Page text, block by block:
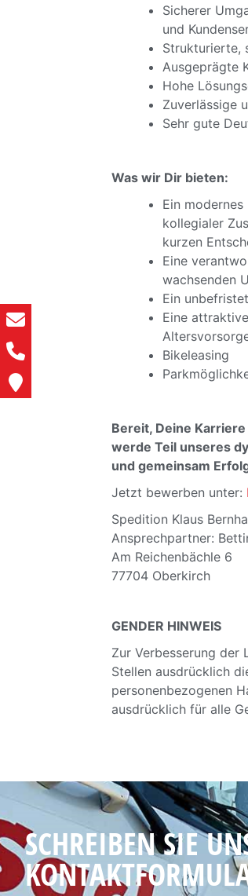
Sicherer
und
Strukturierte,
Ausgeprägte
Hohe
Zuverlässige
Sehr gute
Was wir Dir bieten:
Ein
kollegialer
kurzen
Eine
wachsenden
Ein
Eine
Bikeleasing
Bereit, Deine
werde Teil unseres
und gemeinsam
Jetzt bewerben unter:
Spedition Klaus
Ansprechpartner:
Am Reichenbächle 6
77704 Oberkirch
GENDER HINWEIS
Zur Verbesserung der
Stellen ausdrücklich
personenbezogenen
ausdrücklich für alle
SCHREIBEN SIE